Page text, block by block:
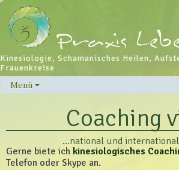
Kinesiologie, Schamanisches Heilen,
Frauenkreise
Menü
Skip
Coaching
…national und international
Gerne biete ich kinesiologisches
Telefon oder Skype an.